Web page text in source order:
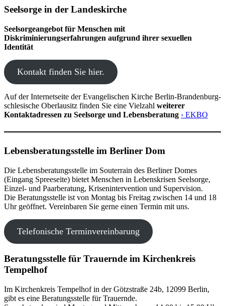
Seelsorge in der Landeskirche
Seelsorgeangebot für Menschen mit
Diskriminierungserfahrungen aufgrund ihrer sexuellen
Identität
Kontakt finden Sie hier.
Auf der Internetseite der Evangelischen Kirche Berlin-Brandenburg-
schlesische Oberlausitz finden Sie eine Vielzahl weiterer
Kontaktadressen zu Seelsorge und Lebensberatung › EKBO
Lebensberatungsstelle im Berliner Dom
Die Lebensberatungsstelle im Souterrain des Berliner Domes
(Eingang Spreeseite) bietet Menschen in Lebenskrisen Seelsorge,
Einzel- und Paarberatung, Krisenintervention und Supervision.
Die Beratungsstelle ist von Montag bis Freitag zwischen 14 und 18
Uhr geöffnet. Vereinbaren Sie gerne einen Termin mit uns.
Telefonische Terminvereinbarung
Beratungsstelle für Trauernde im Kirchenkreis
Tempelhof
Im Kirchenkreis Tempelhof in der Götzstraße 24b, 12099 Berlin,
gibt es eine Beratungsstelle für Trauernde.